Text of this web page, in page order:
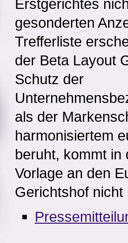
Erstgerichtes
gesonderten
Trefferliste
der Beta Layout
Schutz der
als der
harmonisiertem
beruht, kommt in
Vorlage an den
Gerichtshof nicht